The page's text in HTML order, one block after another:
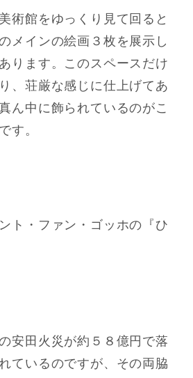
術館をゆっくり見て回ると
メインの絵画３枚を展示し
ります。このスペースだけ
、荘厳な感じに仕上げてあ
ん中に飾られているのがこ
す。
ト・ファン・ゴッホの『ひ
安田火災が約５８億円で落
ているのですが、その両脇